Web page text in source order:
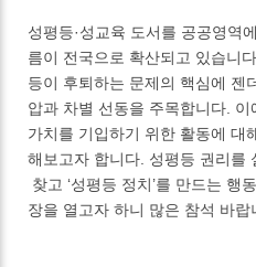
성평등·성교육 도서를 공공영역
름이 전국으로 확산되고 있습니
등이 후퇴하는 문제의 핵심에 젠
압과 차별 선동을 주목합니다.
가치를 기입하기 위한 활동에 대
해보고자 합니다. 성평등 권리를
찾고 ‘성평등 정치’를 만드는 행
장을 열고자 하니 많은 참석 바랍